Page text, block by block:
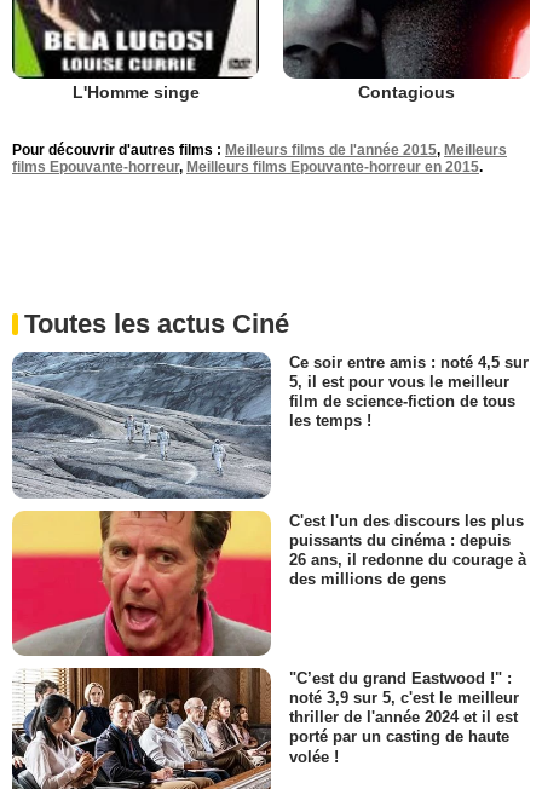
L'Homme singe Contagious
Pour découvrir d'autres films : Meilleurs films de l'année 2015, Meilleurs
films Epouvante-horreur, Meilleurs films Epouvante-horreur en 2015.
Toutes les actus Ciné
Ce soir entre amis : noté 4,5 sur
5, il est pour vous le meilleur
film de science-fiction de tous
les temps !
C'est l'un des discours les plus
puissants du cinéma : depuis
26 ans, il redonne du courage à
des millions de gens
"C’est du grand Eastwood !" :
noté 3,9 sur 5, c'est le meilleur
thriller de l'année 2024 et il est
porté par un casting de haute
volée !